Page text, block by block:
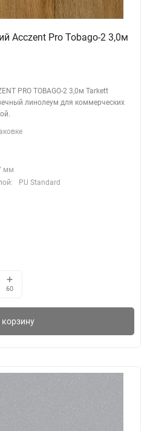
Acczent Pro Tobago-2 3,0м
PRO TOBAGO-2 3,0м Tarkett
линолеум для коммерческих
мм
PU Standard
60
корзину